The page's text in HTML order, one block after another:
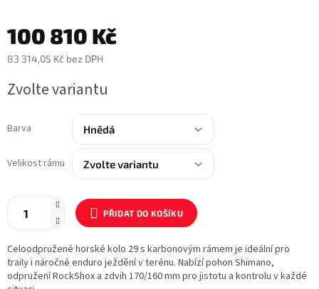
100 810 Kč
83 314,05 Kč bez DPH
cena:
Zvolte variantu
Barva
Velikost rámu
PŘIDAT DO KOŠÍKU
Celoodpružené horské kolo 29 s karbonovým rámem je ideální pro
traily i náročné enduro ježdění v terénu. Nabízí pohon Shimano,
odpružení RockShox a zdvih 170/160 mm pro jistotu a kontrolu v každé